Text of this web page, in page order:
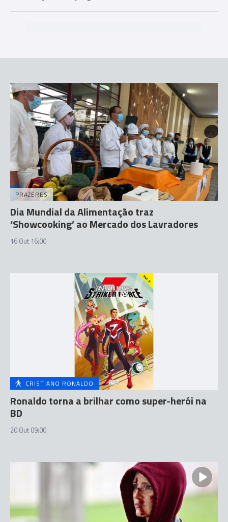
PRAZERES
Dia Mundial da Alimentação traz
‘Showcooking’ ao Mercado dos Lavradores
16 Out 16:00
CRISTIANO RONALDO
Ronaldo torna a brilhar como super-herói na
BD
20 Out 09:00